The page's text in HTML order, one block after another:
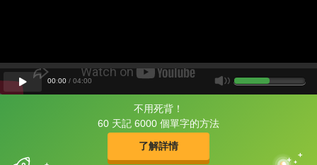
不用死背！
60 天記 6000 個單字的方法
了解詳情
片尾有
攻其不背
的品牌故事
00:00 / 04:00